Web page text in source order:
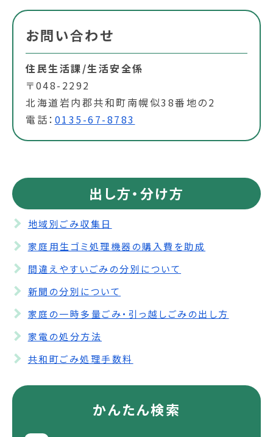
お問い合わせ
住民生活課/生活安全係
〒048-2292
北海道岩内郡共和町南幌似38番地の2
電話： 0135-67-8783
出し方・分け方
地域別ごみ収集日
家庭用生ゴミ処理機器の購入費を助成
間違えやすいごみの分別について
新聞の分別について
家庭の一時多量ごみ・引っ越しごみの出し方
家電の処分方法
共和町ごみ処理手数料
かんたん検索